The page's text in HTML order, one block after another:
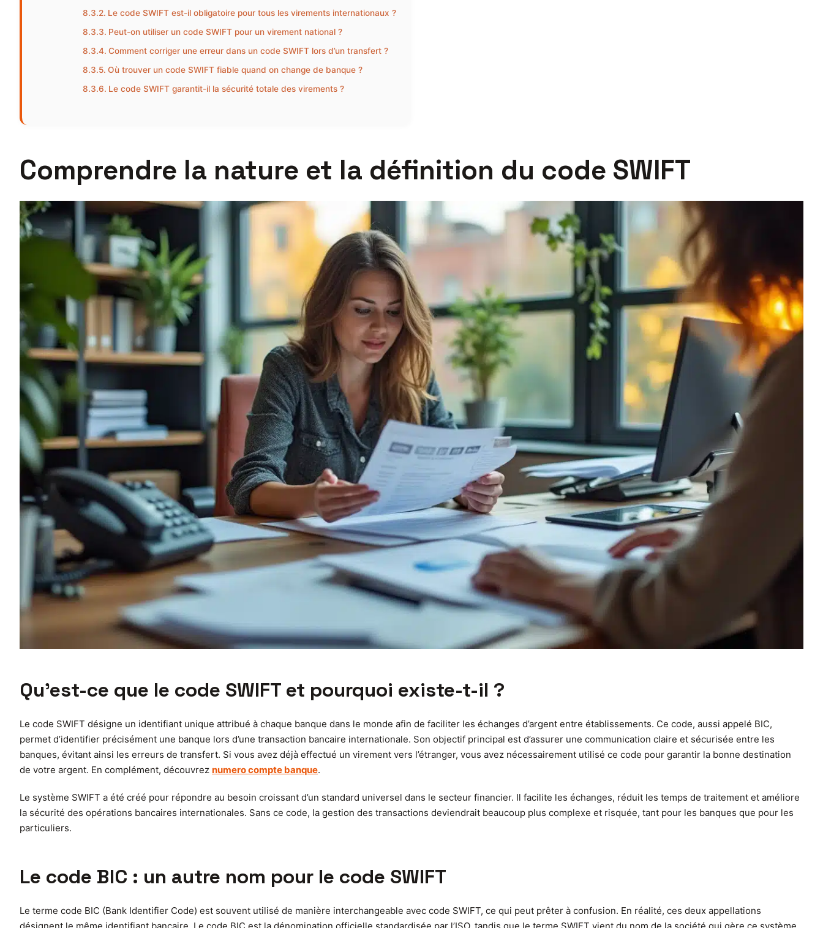
Le code SWIFT est-il obligatoire pour tous les virements internationaux ?
Peut-on utiliser un code SWIFT pour un virement national ?
Comment corriger une erreur dans un code SWIFT lors d’un transfert ?
Où trouver un code SWIFT fiable quand on change de banque ?
Le code SWIFT garantit-il la sécurité totale des virements ?
Comprendre la nature et la définition du code SWIFT
Qu’est-ce que le code SWIFT et pourquoi existe-t-il ?
Le code SWIFT désigne un identifiant unique attribué à chaque banque dans le monde afin de faciliter les échanges d’argent entre établissements. Ce code, aussi appelé BIC,
permet d’identifier précisément une banque lors d’une transaction bancaire internationale. Son objectif principal est d’assurer une communication claire et sécurisée entre les
banques, évitant ainsi les erreurs de transfert. Si vous avez déjà effectué un virement vers l’étranger, vous avez nécessairement utilisé ce code pour garantir la bonne destination
de votre argent. En complément, découvrez numero compte banque.
Le système SWIFT a été créé pour répondre au besoin croissant d’un standard universel dans le secteur financier. Il facilite les échanges, réduit les temps de traitement et améliore
la sécurité des opérations bancaires internationales. Sans ce code, la gestion des transactions deviendrait beaucoup plus complexe et risquée, tant pour les banques que pour les
particuliers.
Le code BIC : un autre nom pour le code SWIFT
Le terme code BIC (Bank Identifier Code) est souvent utilisé de manière interchangeable avec code SWIFT, ce qui peut prêter à confusion. En réalité, ces deux appellations
désignent le même identifiant bancaire. Le code BIC est la dénomination officielle standardisée par l’ISO, tandis que le terme SWIFT vient du nom de la société qui gère ce système.